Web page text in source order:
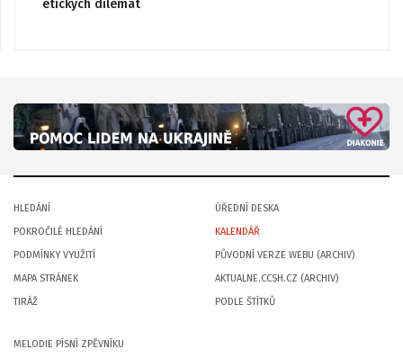
etických dilemat
HLEDÁNÍ
POKROČILÉ HLEDÁNÍ
PODMÍNKY VYUŽITÍ
MAPA STRÁNEK
TIRÁŽ
ÚŘEDNÍ DESKA
KALENDÁŘ
PŮVODNÍ VERZE WEBU (ARCHIV)
AKTUALNE.CCSH.CZ (ARCHIV)
PODLE ŠTÍTKŮ
MELODIE PÍSNÍ ZPĚVNÍKU